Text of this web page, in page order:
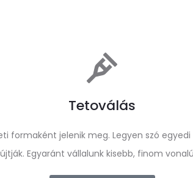
Tetoválás
formaként jelenik meg. Legyen szó
Egyaránt vállalunk kisebb, finom